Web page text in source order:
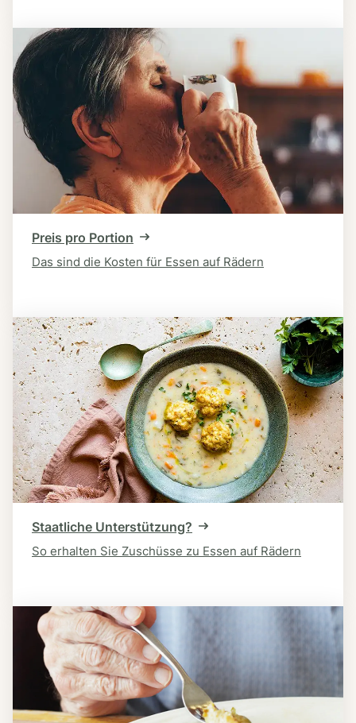
Preis pro Portion
Das sind die Kosten für Essen auf Rädern
Staatliche Unterstützung?
So erhalten Sie Zuschüsse zu Essen auf Rädern